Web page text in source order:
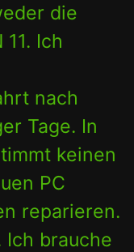
die
Ich
nach
Tage. In
keinen
PC
reparieren.
Ich brauche